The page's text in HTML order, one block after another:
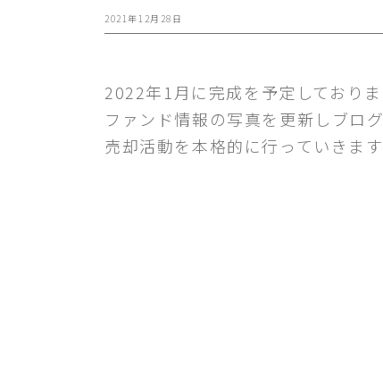
2021年12月28日
2022年1月に完成を予定しており
ファンド情報の写真を更新しブロ
売却活動を本格的に行っていきます